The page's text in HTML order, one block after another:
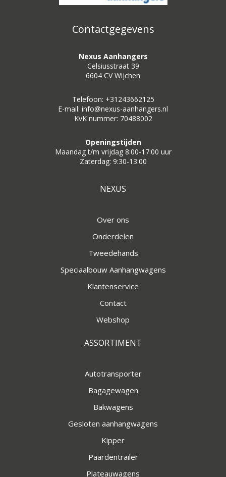
Contactgegevens
Nexus Aanhangers
Celsiusstraat 39
6604 CV Wijchen
Telefoon: +31243662125
E-mail: info@nexus-aanhangers.nl
KvK nummer: 70488002
Openingstijden
Maandag t/m vrijdag 8:00-17:00 uur
Zaterdag: 9:30-13:00
NEXUS
Over ons
Onderdelen
Tweedehands
Speciaalbouw Aanhangwagens
Klantenservice
Contact
Webshop
ASSORTIMENT
Autotransporter
Bagagewagen
Bakwagens
Gesloten aanhangwagens
Kipper
Paardentrailer
Plateauwagens